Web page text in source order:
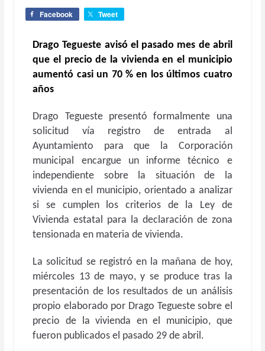
Facebook Tweet
Drago Tegueste avisó el pasado mes de abril
que el precio de la vivienda en el municipio
aumentó casi un 70 % en los últimos cuatro
años
Drago Tegueste presentó formalmente una
solicitud vía registro de entrada al
Ayuntamiento para que la Corporación
municipal encargue un informe técnico e
independiente sobre la situación de la
vivienda en el municipio, orientado a analizar
si se cumplen los criterios de la Ley de
Vivienda estatal para la declaración de zona
tensionada en materia de vivienda.
La solicitud se registró en la mañana de hoy,
miércoles 13 de mayo, y se produce tras la
presentación de los resultados de un análisis
propio elaborado por Drago Tegueste sobre el
precio de la vivienda en el municipio, que
fueron publicados el pasado 29 de abril.